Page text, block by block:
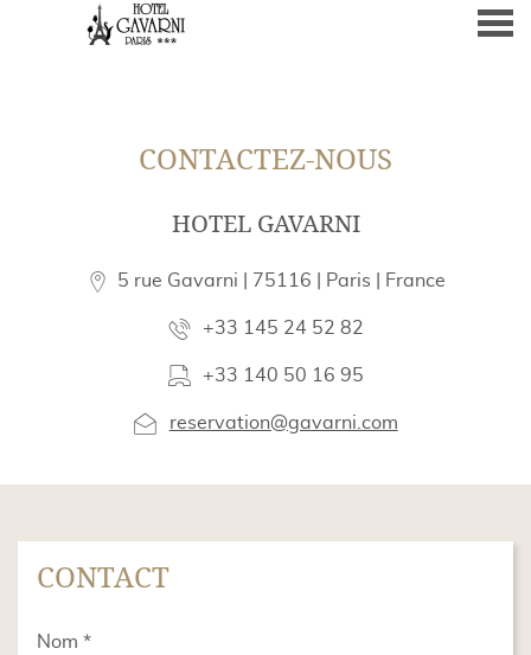
CONTACTEZ-NOUS
HOTEL GAVARNI
5 rue Gavarni | 75116 | Paris | France
+33 145 24 52 82
+33 140 50 16 95
reservation@gavarni.com
CONTACT
title
Nom *